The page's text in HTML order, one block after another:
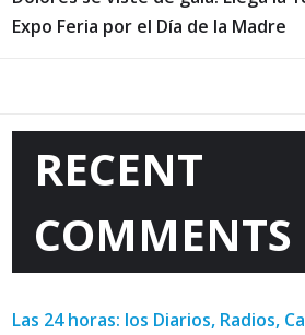
Expo Feria por el Día de la Madre
RECENT
COMMENTS
Las 24 horas: los Diarios, Radios,